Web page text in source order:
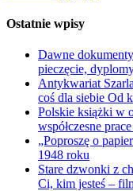
Ostatnie wpisy
Dawne
pieczęcie,
Antykwariat
coś dla siebie Od
Polskie książki w
współczesne
„Poproszę o
1948 roku
Stare dzwonki z
Ci, kim jesteś –